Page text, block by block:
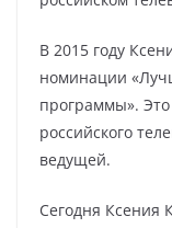
В 2015 году
номинации
программы».
российского
ведущей.
Сегодня Ксения